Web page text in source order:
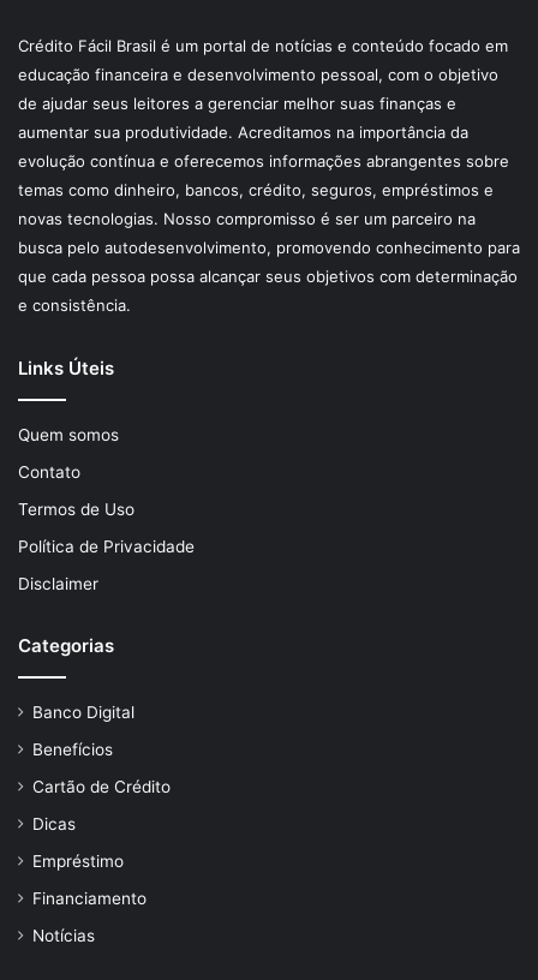
Crédito Fácil Brasil é um portal de notícias e conteúdo focado em
educação financeira e desenvolvimento pessoal, com o objetivo
de ajudar seus leitores a gerenciar melhor suas finanças e
aumentar sua produtividade. Acreditamos na importância da
evolução contínua e oferecemos informações abrangentes sobre
temas como dinheiro, bancos, crédito, seguros, empréstimos e
novas tecnologias. Nosso compromisso é ser um parceiro na
busca pelo autodesenvolvimento, promovendo conhecimento para
que cada pessoa possa alcançar seus objetivos com determinação
e consistência.
Links Úteis
Quem somos
Contato
Termos de Uso
Política de Privacidade
Disclaimer
Categorias
Banco Digital
Benefícios
Cartão de Crédito
Dicas
Empréstimo
Financiamento
Notícias